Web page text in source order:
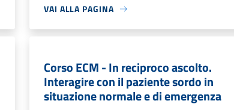
VAI ALLA PAGINA
Corso ECM - In reciproco ascolto.
Interagire con il paziente sordo in
situazione normale e di emergenza